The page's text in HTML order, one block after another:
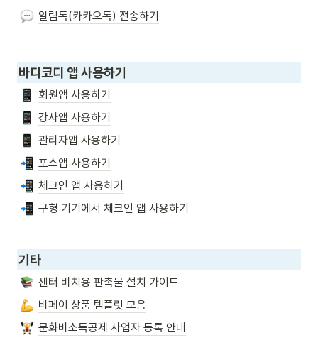
알림톡(카카오톡) 전송하기
바디코디 앱 사용하기
회원앱 사용하기
강사앱 사용하기
관리자앱 사용하기
포스앱 사용하기
체크인 앱 사용하기
구형 기기에서 체크인 앱 사용하기
기타
센터 비치용 판촉물 설치 가이드
비페이 상품 템플릿 모음
문화비소득공제 사업자 등록 안내